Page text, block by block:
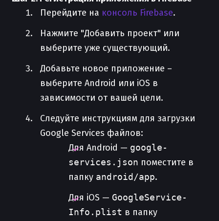
Перейдите на консоль Firebase.
Нажмите "Добавить проект" или
выберите уже существующий.
Добавьте новое приложение –
выберите Android или iOS в
зависимости от вашей цели.
Следуйте инструкциям для загрузки
Google Services файлов:
Для Android — google-
services.json поместите в
папку android/app.
Для iOS — GoogleService-
Info.plist в папку